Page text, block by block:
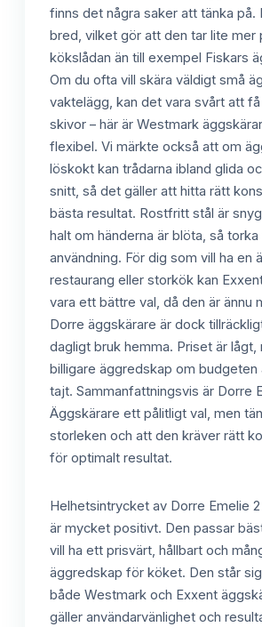
finns det några saker att tänka på.
bred, vilket gör att den tar lite mer
kökslådan än till exempel Fiskars
Om du ofta vill skära väldigt små
vaktelägg, kan det vara svårt att
skivor – här är Westmark
flexibel. Vi märkte också att om
löskokt kan trådarna ibland glida
snitt, så det gäller att hitta rätt
bästa resultat. Rostfritt stål är
halt om händerna är blöta, så torka
användning. För dig som vill ha en
restaurang eller storkök kan
vara ett bättre val, då den är ännu
Dorre äggskärare är dock
dagligt bruk hemma. Priset är lågt,
billigare äggredskap om
tajt. Sammanfattningsvis är Dorre
Äggskärare ett pålitligt val, men
storleken och att den kräver rätt
för optimalt resultat.
Helhetsintrycket av Dorre Emelie
är mycket positivt. Den passar
vill ha ett prisvärt, hållbart och
äggredskap för köket. Den står
både Westmark och Exxent
gäller användarvänlighet och